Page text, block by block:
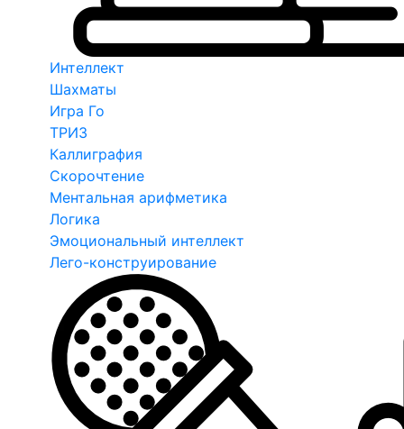
Интеллект
Шахматы
Игра Го
ТРИЗ
Каллиграфия
Скорочтение
Ментальная арифметика
Логика
Эмоциональный интеллект
Лего-конструирование